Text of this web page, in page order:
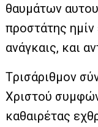
θαυμάτων
προστάτης
ανάγκαις, και
Tρισάριθμον
Χριστού
καθαιρέτας